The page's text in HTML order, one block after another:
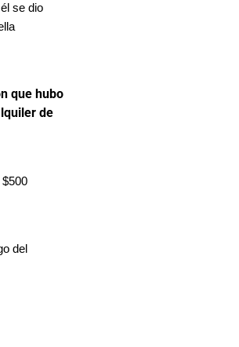
se dio
que hubo
de
del